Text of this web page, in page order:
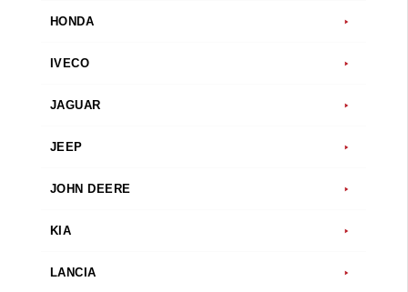
HONDA
IVECO
JAGUAR
JEEP
JOHN DEERE
KIA
LANCIA